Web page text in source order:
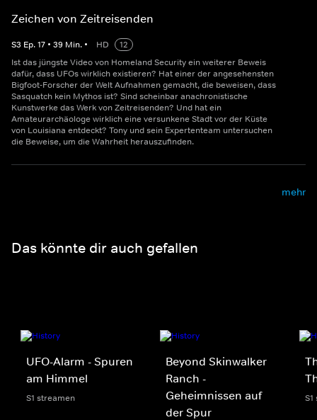
Zeichen von Zeitreisenden
S3 Ep.17 • 39 Min. • HD
12
Ist das jüngste Video von Homeland Security ein weiterer Beweis
dafür, dass UFOs wirklich existieren? Hat einer der angesehensten
Bigfoot-Forscher der Welt Aufnahmen gemacht, die beweisen, dass
Sasquatch kein Mythos ist? Sind scheinbar anachronistische
Kunstwerke das Werk von Zeitreisenden? Und hat ein
Amateurarchäologe wirklich eine versunkene Stadt vor der Küste
von Louisiana entdeckt? Tony und sein Expertenteam untersuchen
die Beweise, um die Wahrheit herauszufinden.
mehr
Das könnte dir auch gefallen
UFO-Alarm - Spuren
am Himmel
S1 streamen
Beyond Skinwalker
Ranch -
Geheimnissen auf
der Spur